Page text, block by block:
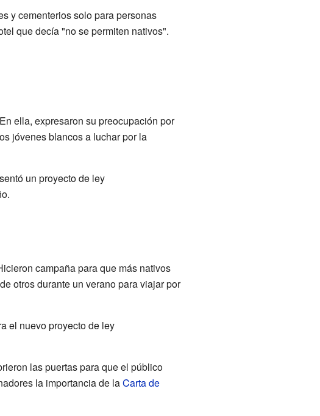
y cementerios solo para personas
que decía "no se permiten nativos".
ella, expresaron su preocupación por
jóvenes blancos a luchar por la
un proyecto de ley
campaña para que más nativos
otros durante un verano para viajar por
el nuevo proyecto de ley
las puertas para que el público
la importancia de laCarta de